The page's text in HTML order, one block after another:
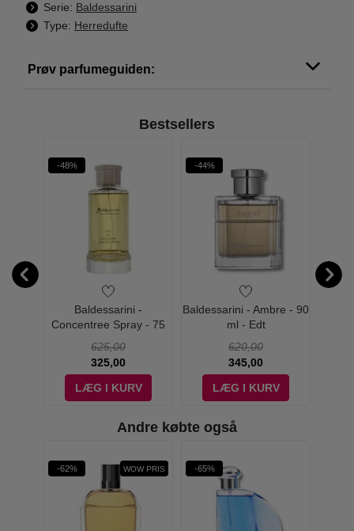
Serie: Baldessarini
Type: Herredufte
Prøv parfumeguiden:
Bestsellers
-48%
Baldessarini -
Concentree Spray - 75
625,00
325,00
LÆG I KURV
-44%
Baldessarini - Ambre - 90
ml - Edt
620,00
345,00
LÆG I KURV
Andre købte også
-62% WOW PRIS -65%